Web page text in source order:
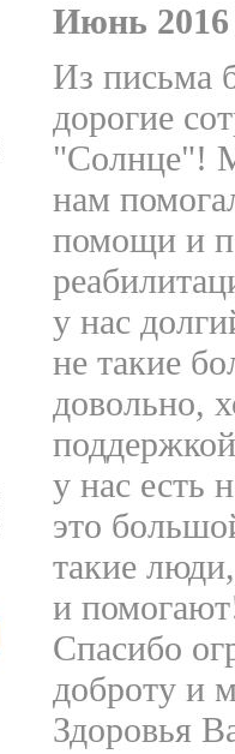
Июнь 2016
Из письма
дорогие
"Солнце"!
нам
помощи и
у нас
не такие
довольно,
у нас есть
это
такие
и
Спасибо
доброту и
Здоровья